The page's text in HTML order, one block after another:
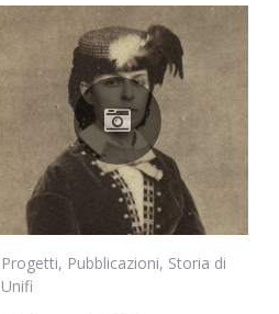
Progetti, Pubblicazioni, Storia di
Unifi